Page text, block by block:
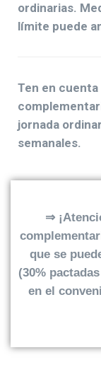
ordinarias.
límite puede
Ten en
jornada
semanales.
⇒
que se
(30%
en el